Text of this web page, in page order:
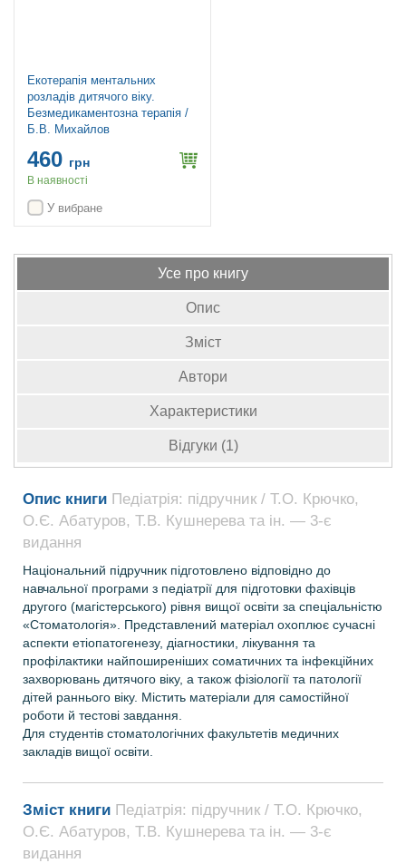
Екотерапія ментальних
розладів дитячого віку.
Безмедикаментозна терапія /
Б.В. Михайлов
460 грн
В наявності
У вибране
Усе про книгу
Опис
Зміст
Автори
Характеристики
Відгуки (1)
Опис книги Педіатрія: підручник / Т.О. Крючко,
О.Є. Абатуров, Т.В. Кушнерева та ін. — 3-є
видання
Національний підручник підготовлено відповідно до
навчальної програми з педіатрії для підготовки фахівців
другого (магістерського) рівня вищої освіти за спеціальністю
«Стоматологія». Представлений матеріал охоплює сучасні
аспекти етіопатогенезу, діагностики, лікування та
профілактики найпоширеніших соматичних та інфекційних
захворювань дитячого віку, а також фізіології та патології
дітей раннього віку. Містить матеріали для самостійної
роботи й тестові завдання.
Для студентів стоматологічних факультетів медичних
закладів вищої освіти.
Зміст книги Педіатрія: підручник / Т.О. Крючко,
О.Є. Абатуров, Т.В. Кушнерева та ін. — 3-є
видання